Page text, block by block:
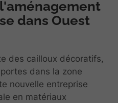
dans Ouest
des cailloux décoratifs,
dans la zone
nouvelle entreprise
en matériaux